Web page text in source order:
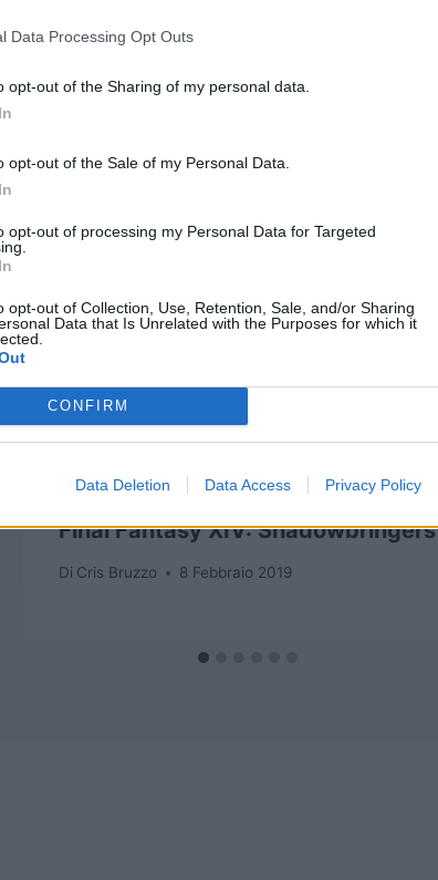
Data Processing Opt Outs
opt-out of the Sharing of my personal data.
opt-out of the Sale of my Personal Data.
opt-out of processing my Personal Data for Targeted
opt-out of Collection, Use, Retention, Sale, and/or Sharing
Data that Is Unrelated with the Purposes for which it
CONFIRM
Data Deletion Data Access Privacy Policy
Unboxing Collector’s Edition di
Final Fantasy XIV: Shadowbringers
Di Cris Bruzzo 8 Febbraio 2019